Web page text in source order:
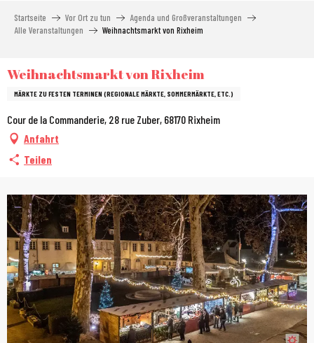
Startseite Vor Ort zu tun
Agenda und Großveranstaltungen
Alle Veranstaltungen
Weihnachtsmarkt von Rixheim
Weihnachtsmarkt von Rixheim
MÄRKTE ZU FESTEN TERMINEN (REGIONALE MÄRKTE, SOMMERMÄRKTE, ETC.)
Cour de la Commanderie, 28 rue Zuber, 68170 Rixheim
Anfahrt
Teilen